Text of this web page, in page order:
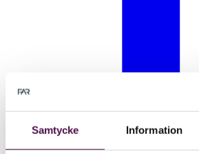
Samtycke Information